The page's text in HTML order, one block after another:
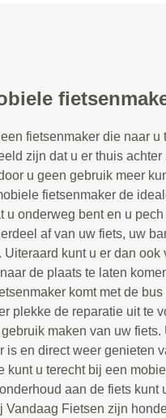
fietsenmaker die naar u
zijn dat u er thuis achter
u geen gebruik meer
fietsenmaker de
u onderweg bent en u
af van uw fiets, uw
kunt u er dan ook
de plaats te laten
komt met de bus
plekke de reparatie uit te
maken van uw fiets.
is en direct weer genieten
kunt u terecht bij een
aan de fiets kunt
Fietsen zijn